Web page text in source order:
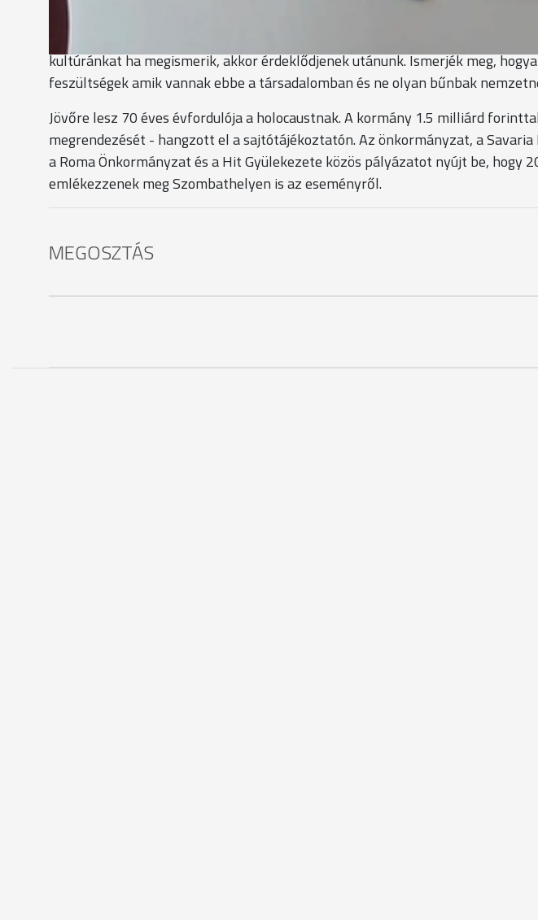
Ferkovics József - irodavezető, Roma Területi Nemzetiségi Önkormányzat
“Azok a fiatalok, akik eltávolodtak a romáktól, mert nincsenek meg a régi
kultúránkat ha megismerik, akkor érdeklődjenek utánunk. Ismerjék meg,
feszültségek amik vannak ebbe a társadalomban és ne olyan bűnbak
Jövőre lesz 70 éves évfordulója a holocaustnak. A kormány 1.5 milliárd
megrendezését - hangzott el a sajtótájékoztatón. Az önkormányzat, a
a Roma Önkormányzat és a Hit Gyülekezete közös pályázatot nyújt be, hogy
emlékezzenek meg Szombathelyen is az eseményről.
MEGOSZTÁS